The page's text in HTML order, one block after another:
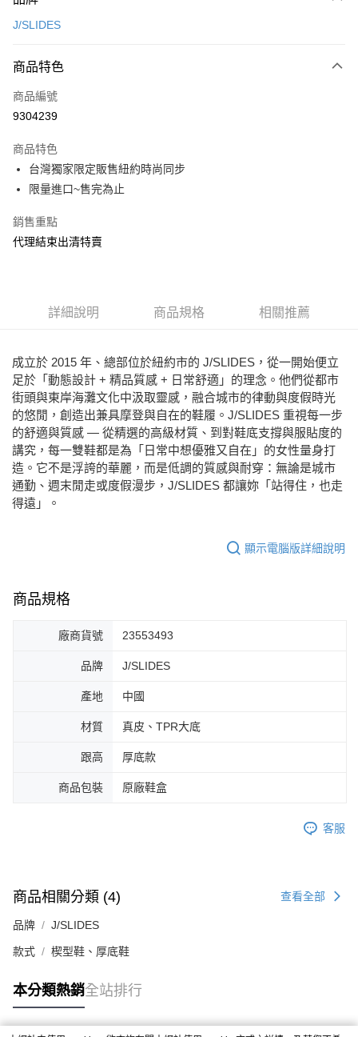
信用卡一次付款
LINE Pay
Apple Pay
悠遊付
ATM付款
運送方式
全家取貨付款
宅配
免運費
付款後門市自取
每筆NT$80，滿NT$2,000(含以上)免運費
J/SLIDES
商品特色
商品編號
9304239
商品特色
台灣獨家限定販售紐約時尚同步
限量進口~售完為止
銷售重點
代理結束出清特賣
詳細說明 商品規格 相關推薦
成立於 2015 年、總部位於紐約市的 J/SLIDES，從一開始便立
足於「動態設計 + 精品質感 + 日常舒適」的理念。他們從都市
街頭與東岸海灘文化中汲取靈感，融合城市的律動與度假時光
的悠閒，創造出兼具摩登與自在的鞋履。J/SLIDES 重視每一步
的舒適與質感 — 從精選的高級材質、到對鞋底支撐與服貼度的
講究，每一雙鞋都是為「日常中想優雅又自在」的女性量身打
造。它不是浮誇的華麗，而是低調的質感與耐穿：無論是城市
通勤、週末閒走或度假漫步，J/SLIDES 都讓妳「站得住，也走
得遠」。
顯示電腦版詳細說明
商品規格
廠商貨號 23553493
品牌 J/SLIDES
產地 中國
材質 真皮、TPR大底
跟高 厚底款
商品包裝 原廠鞋盒
客服
商品相關分類 (4) 查看全部
品牌 J/SLIDES
款式 楔型鞋、厚底鞋
本分類熱銷全站排行